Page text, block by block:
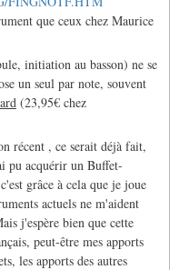
que ceux chez Maurice
initiation au basson) ne se
un seul par note, souvent
(23,95€ chez
récent , ce serait déjà fait,
pu acquérir un Buffet-
grâce à cela que je joue
actuels ne m'aident
j'espère bien que cette
peut-être mes apports
les apports des autres